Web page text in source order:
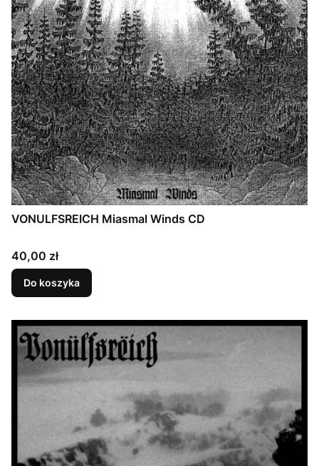
VONULFSREICH Miasmal Winds CD
Cena
40,00 zł
Do koszyka